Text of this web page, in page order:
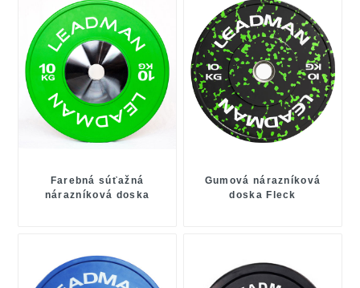
Farebná súťažná
nárazníková doska
Gumová nárazníková
doska Fleck